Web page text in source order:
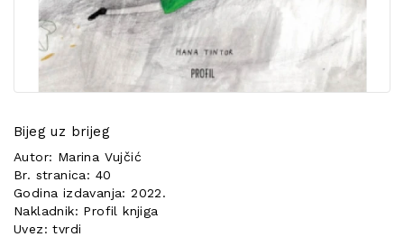
Bijeg uz brijeg
Autor: Marina Vujčić
Br. stranica: 40
Godina izdavanja: 2022.
Nakladnik: Profil knjiga
Uvez: tvrdi